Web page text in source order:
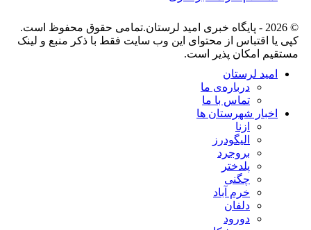
© 2026 - پایگاه خبری اميد لرستان.تمامی حقوق محفوظ است.
کپی یا اقتباس از محتوای این وب سایت فقط با ذکر منبع و لینک
مستقیم امکان پذیر است.
امید لرستان
درباره‌ی ما
تماس با ما
اخبار شهرستان ها
ازنا
الیگودرز
بروجرد
پلدختر
چگنی
خرم آباد
دلفان
دورود